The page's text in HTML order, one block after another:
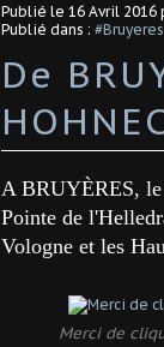
Publié le 16 Avril 2016
Publié dans :
De
A BRUYÈRES, le
Pointe de
Vologne et les
Merci de